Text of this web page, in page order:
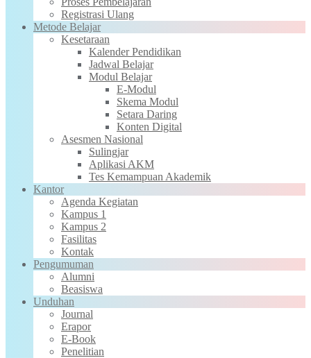
Registrasi Ulang
Metode Belajar
Kesetaraan
Kalender Pendidikan
Jadwal Belajar
Modul Belajar
E-Modul
Skema Modul
Setara Daring
Konten Digital
Asesmen Nasional
Sulingjar
Aplikasi AKM
Tes Kemampuan Akademik
Kantor
Agenda Kegiatan
Kampus 1
Kampus 2
Fasilitas
Kontak
Pengumuman
Alumni
Beasiswa
Unduhan
Journal
Erapor
E-Book
Penelitian